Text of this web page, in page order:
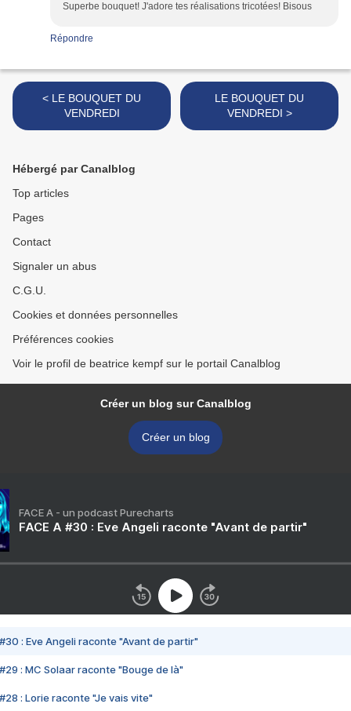
Superbe bouquet! J'adore tes réalisations tricotées! Bisous
Répondre
< LE BOUQUET DU
VENDREDI
LE BOUQUET DU
VENDREDI >
Hébergé par Canalblog
Top articles
Pages
Contact
Signaler un abus
C.G.U.
Cookies et données personnelles
Préférences cookies
Voir le profil de beatrice kempf sur le portail Canalblog
Créer un blog sur Canalblog
Créer un blog
FACE A - un podcast Purecharts
FACE A #30 : Eve Angeli raconte "Avant de partir"
#30 : Eve Angeli raconte "Avant de partir"
#29 : MC Solaar raconte "Bouge de là"
#28 : Lorie raconte "Je vais vite"